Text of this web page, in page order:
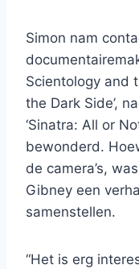
Simon nam
Scientology and
the Dark Side’,
‘Sinatra: All or
bewonderd.
de camera’s,
Gibney een
samenstellen.
“Het is erg